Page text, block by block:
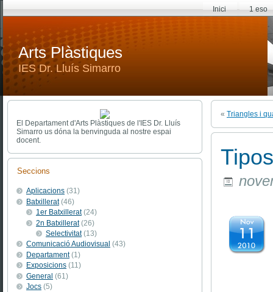
Inici 1 eso
Arts Plàstiques
IES Dr. Lluís Simarro
El Departament d'Arts Plàstiques de l'IES Dr. Lluís
Simarro us dóna la benvinguda al nostre espai
docent.
Seccions
Aplicacions (31)
Batxillerat(46)
1er Batxillerat(24)
2n Batxillerat(26)
Selectivitat(13)
Comunicació Audiovisual (43)
Departament(1)
Exposicions (11)
General (61)
Jocs (5)
« Triangles i